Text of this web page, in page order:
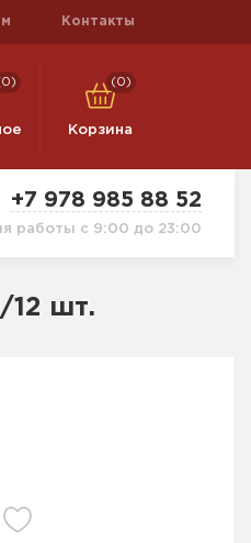
Контакты
(0)
Корзина
+7 978 985 88 52
работы с 9:00 до 23:00
12 шт.